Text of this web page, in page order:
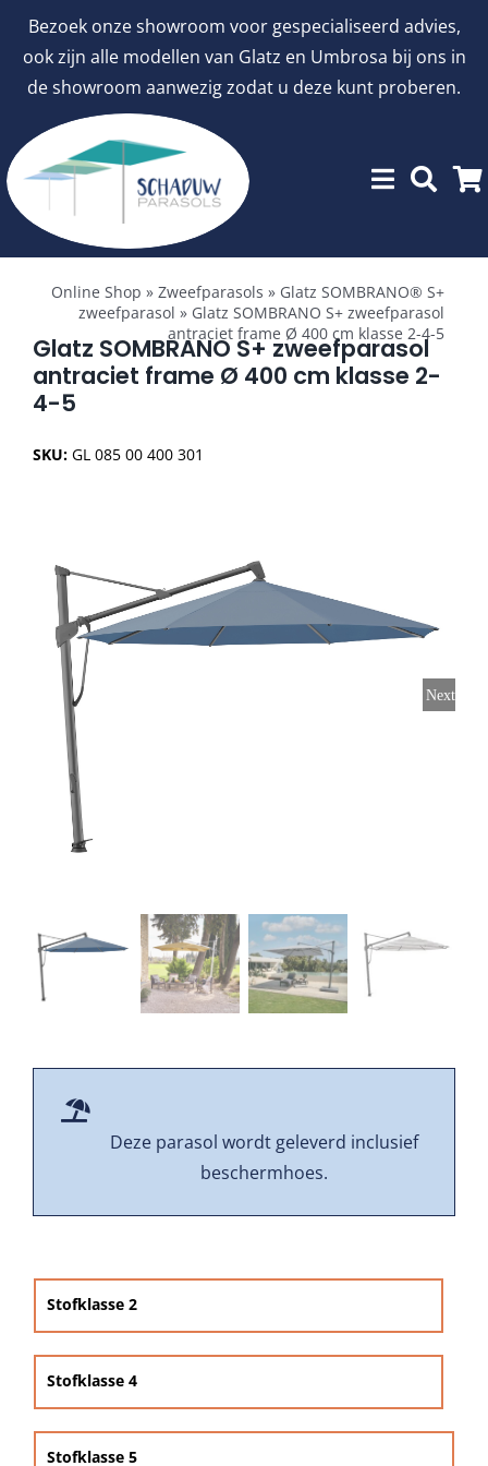
Bezoek onze showroom voor gespecialiseerd advies,
ook zijn alle modellen van Glatz en Umbrosa bij ons in
de showroom aanwezig zodat u deze kunt proberen.
inhoud
Toggle
Navigation
aanbiedingen
Stokparasols
Muurparasols
Schaduwdoeken
Snel leverbaar
Parasolvoeten
Balkonklemmen
Beschermhoezen
Verlichting
Glatz Vita Collectie
Glatz stofstalen collectie Sampleboeken
Umbrosa en Paraflex parasoldoeken
Online Shop » Zweefparasols » Glatz SOMBRANO® S+
zweefparasol » Glatz SOMBRANO S+ zweefparasol
antraciet frame Ø 400 cm klasse 2-4-5
Glatz SOMBRANO S+ zweefparasol
antraciet frame Ø 400 cm klasse 2-
4-5
SKU: GL 085 00 400 301
Next
Deze parasol wordt geleverd inclusief
beschermhoes.
Stofklasse 2
Stofklasse 4
Stofklasse 5